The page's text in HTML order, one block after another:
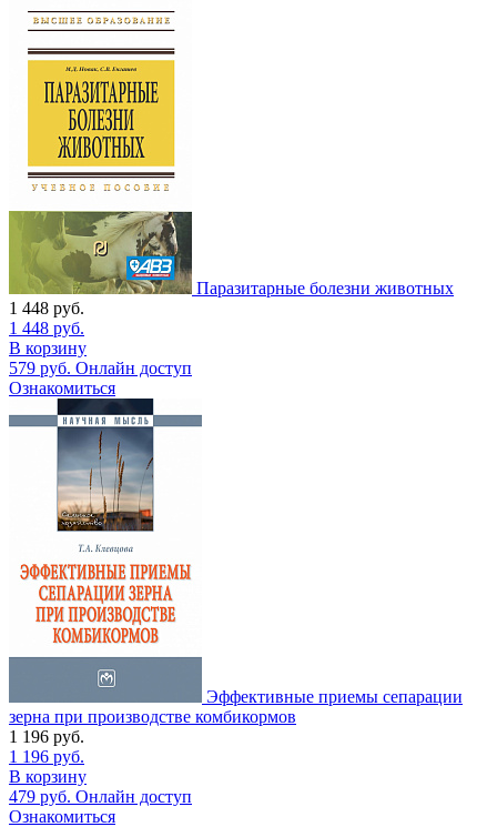
Паразитарные болезни животных
1 448 руб.
1 448 руб.
В корзину
579 руб. Онлайн доступ
Ознакомиться
Эффективные приемы сепарации
зерна при производстве комбикормов
1 196 руб.
1 196 руб.
В корзину
479 руб. Онлайн доступ
Ознакомиться